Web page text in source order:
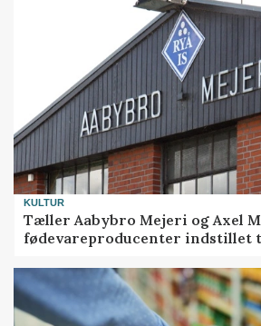
KULTUR
Tæller Aabybro Mejeri og Axel
fødevareproducenter indstillet